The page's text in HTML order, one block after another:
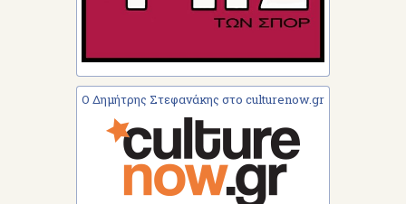
Ο Δημήτρης Στεφανάκης στο culturenow.gr